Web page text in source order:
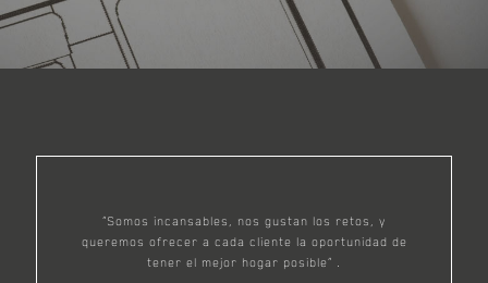
“Somos incansables, nos gustan los retos, y
queremos ofrecer a cada cliente la oportunidad de
tener el mejor hogar posible” .